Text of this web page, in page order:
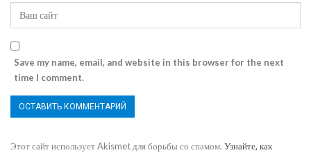
Save my name, email, and website in this browser for the next
time I comment.
Этот сайт использует Akismet для борьбы со спамом. Узнайте, как